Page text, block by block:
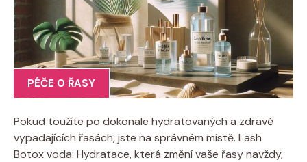
PÉČE O ŘASY
Pokud toužíte po dokonale hydratovaných a zdravě
vypadajících řasách, jste na správném místě. Lash
Botox voda: Hydratace, která změní vaše řasy navždy,